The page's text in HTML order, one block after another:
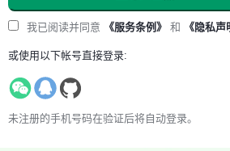
我已阅读并同意 《服务条例》 和 《隐私声
或使用以下帐号直接登录:
未注册的手机号码在验证后将自动登录。